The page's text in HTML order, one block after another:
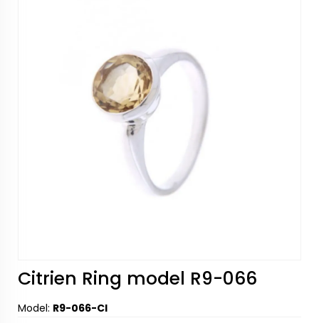
Citrien Ring model R9-066
Model: R9-066-CI